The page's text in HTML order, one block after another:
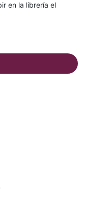
en la librería el